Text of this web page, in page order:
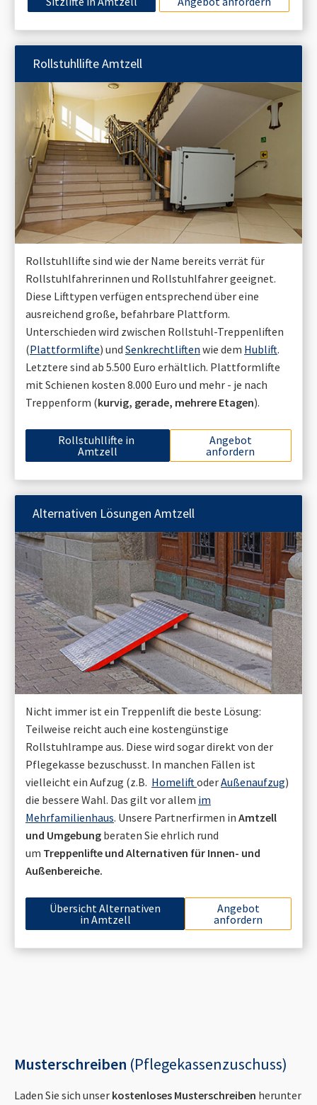
RollstuhllifteAmtzell
Rollstuhllifte sind wie der Name bereits verrät für
Rollstuhlfahrerinnen und Rollstuhlfahrer geeignet.
Diese Lifttypen verfügen entsprechend über eine
ausreichend große, befahrbare Plattform.
Unterschieden wird zwischen Rollstuhl-Treppenliften
(Plattformlifte) und Senkrechtliften wie dem Hublift.
Letztere sind ab 5.500 Euro erhältlich. Plattformlifte
mit Schienen kosten 8.000 Euro und mehr - je nach
Treppenform (kurvig, gerade, mehrere Etagen).
Rollstuhllifte in
Amtzell
Angebot
anfordern
Alternativen Lösungen Amtzell
Nicht immer ist ein Treppenlift die beste Lösung:
Teilweise reicht auch eine kostengünstige
Rollstuhlrampe aus. Diese wird sogar direkt von der
Pflegekasse bezuschusst. In manchen Fällen ist
vielleicht ein Aufzug (z.B. HomeliftoderAußenaufzug)
die bessere Wahl. Das gilt vor allem im
Mehrfamilienhaus. Unsere Partnerfirmen in Amtzell
und Umgebung beraten Sie ehrlich rund
um Treppenlifte und Alternativen für Innen- und
Außenbereiche.
Übersicht Alternativen
in Amtzell
Angebot
anfordern
Musterschreiben (Pflegekassenzuschuss)
Laden Sie sich unser kostenloses Musterschreiben herunter